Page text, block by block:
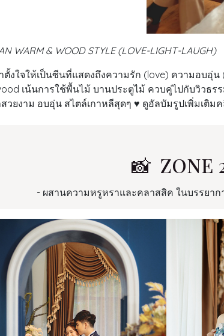
WARM & WOOD STYLE (LOVE-LIGHT-LAUGH)
งใจให้เป็นซีนที่แสดงถึงความรัก (love) ความอบอุ่น
เน้นการใช้พื้นไม้ บานประตูไม้ ควบคู่ไปกับวิว
วยงาม อบอุ่น สไตล์เกาหลีสุดๆ ♥ ดูอัลบัมรูปเพิ่มเติม
📸 ZONE
- ผสานความหรูหราและคลาสสิค ในบรรยาก